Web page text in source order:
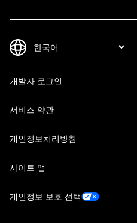
개발자 로그인
서비스 약관
개인정보처리방침
사이트 맵
개인정보 보호 선택